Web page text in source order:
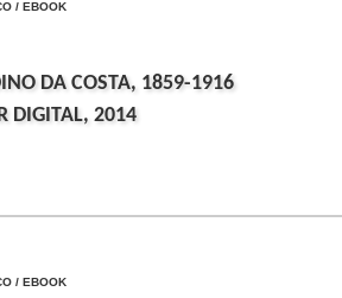
/ EBOOK
DA COSTA, 1859-1916
DIGITAL, 2014
/ EBOOK